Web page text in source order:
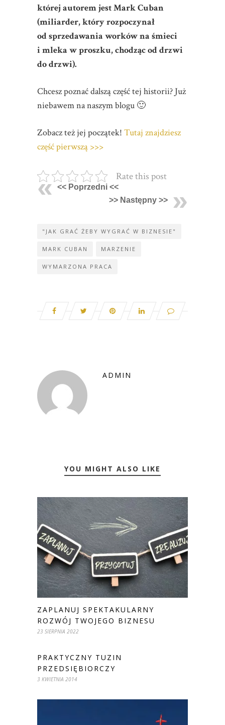
której autorem jest Mark Cuban
(miliarder, który rozpoczynał
od sprzedawania worków na śmieci
i mleka w proszku, chodząc od drzwi
do drzwi).
Chcesz poznać dalszą część tej historii? Już
niebawem na naszym blogu 🙂
Zobacz też jej początek! Tutaj znajdziesz
część pierwszą >>>
Rate this post
<< Poprzedni <<
>> Następny >>
"JAK GRAĆ ŻEBY WYGRAĆ W BIZNESIE"
MARK CUBAN MARZENIE
WYMARZONA PRACA
ADMIN
YOU MIGHT ALSO LIKE
ZAPLANUJ SPEKTAKULARNY
ROZWÓJ TWOJEGO BIZNESU
23 SIERPNIA 2022
PRAKTYCZNY TUZIN
PRZEDSIĘBIORCZY
3 KWIETNIA 2014